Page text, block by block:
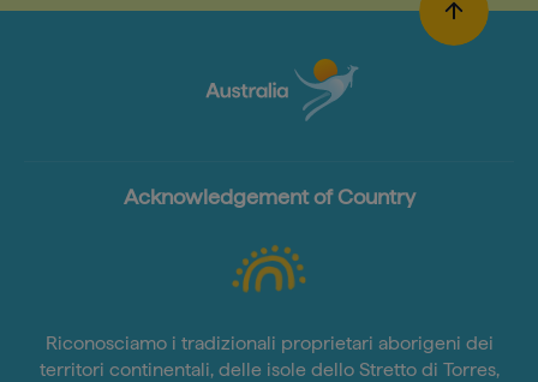
Acknowledgement of Country
Riconosciamo i tradizionali proprietari aborigeni dei
territori continentali, delle isole dello Stretto di Torres,